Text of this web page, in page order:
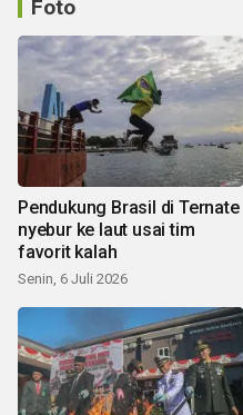
Foto
Pendukung Brasil di Ternate
nyebur ke laut usai tim
favorit kalah
Senin, 6 Juli 2026